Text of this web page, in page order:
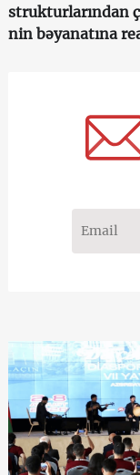
strukturlarından
nin bəyanatına